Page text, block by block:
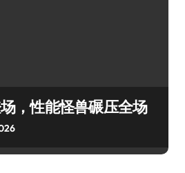
，性能怪兽碾压全场